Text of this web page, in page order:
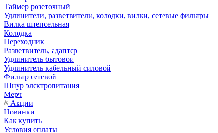
Таймер розеточный
Удлинители, разветвители, колодки, вилки, сетевые фильтры
Вилка штепсельная
Колодка
Переходник
Разветвитель, адаптер
Удлинитель бытовой
Удлинитель кабельный силовой
Фильтр сетевой
Шнур электропитания
Мерч
Акции
Новинки
Как купить
Условия оплаты